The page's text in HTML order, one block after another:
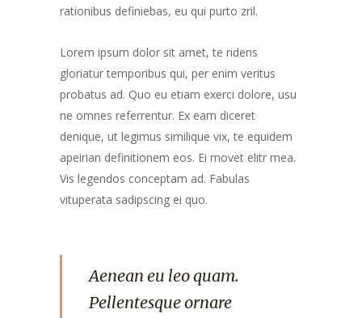
rationibus definiebas, eu qui purto zril.
Lorem ipsum dolor sit amet, te ridens
gloriatur temporibus qui, per enim veritus
probatus ad. Quo eu etiam exerci dolore, usu
ne omnes referrentur. Ex eam diceret
denique, ut legimus similique vix, te equidem
apeirian definitionem eos. Ei movet elitr mea.
Vis legendos conceptam ad. Fabulas
vituperata sadipscing ei quo.
Aenean eu leo quam.
Pellentesque ornare